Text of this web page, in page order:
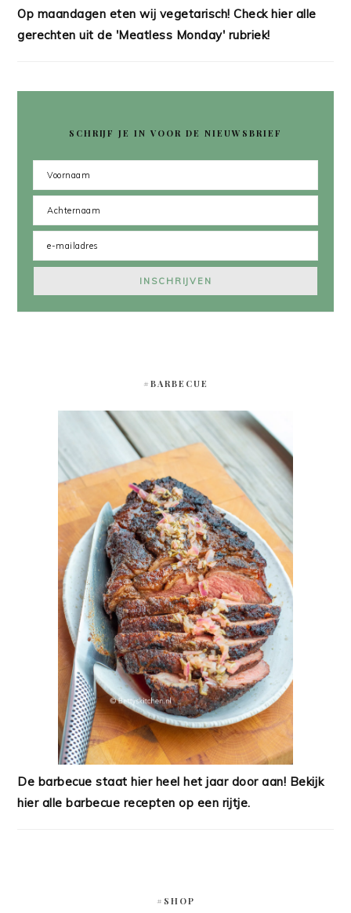
Op maandagen eten wij vegetarisch! Check hier alle
gerechten uit de 'Meatless Monday' rubriek!
SCHRIJF JE IN VOOR DE NIEUWSBRIEF
#BARBECUE
De barbecue staat hier heel het jaar door aan! Bekijk
hier alle barbecue recepten op een rijtje.
#SHOP